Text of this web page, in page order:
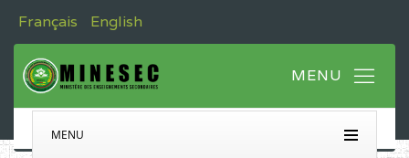
Français English
MENU